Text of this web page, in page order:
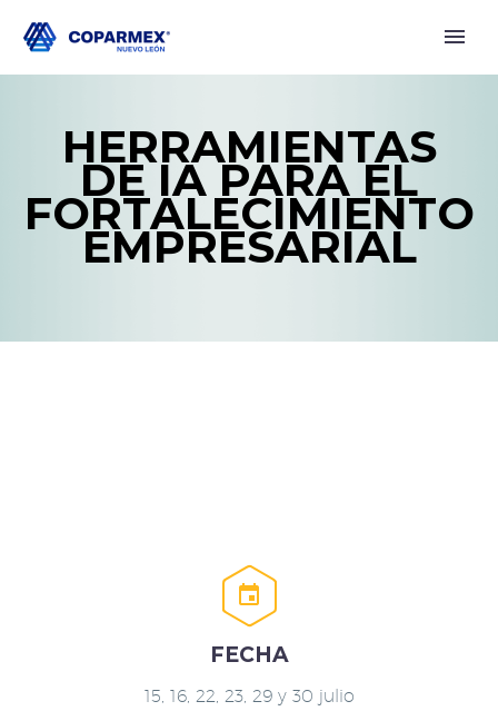
HERRAMIENTAS
DE IA PARA EL
FORTALECIMIENTO
EMPRESARIAL


FECHA
15, 16, 22, 23, 29 y 30 julio